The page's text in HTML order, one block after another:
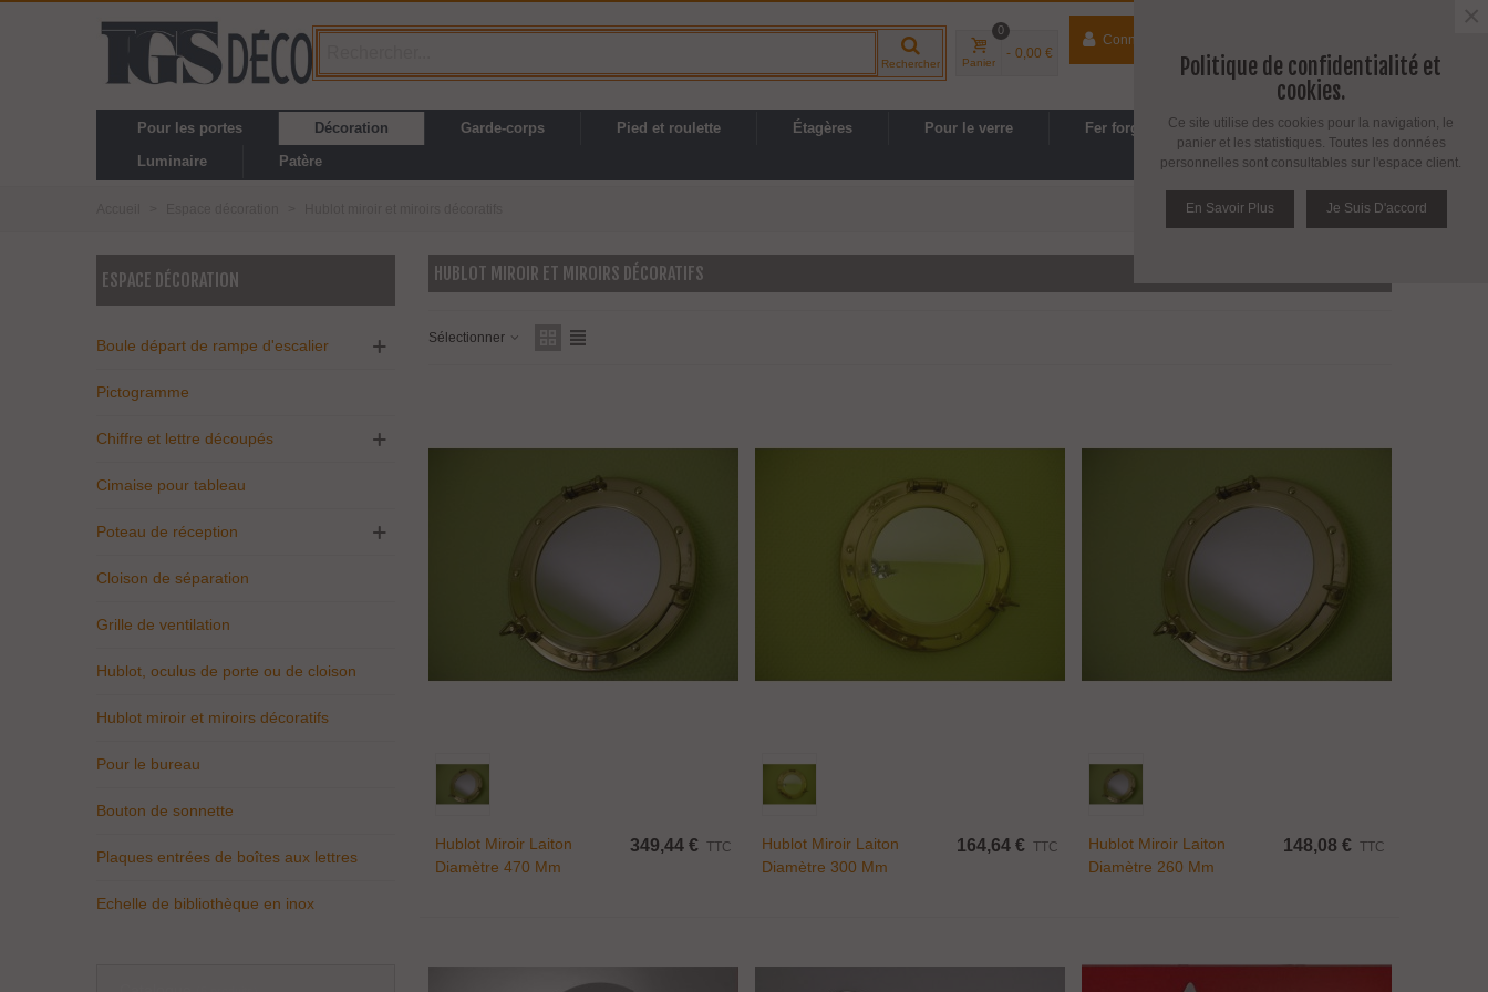
Rechercher Panier
0
- 0,00 €
Connecter
Espace PRO / Avantages PRO
Pour les portes Décoration Garde-corps Pied et roulette Étagères Pour le verre Fer forgé
Cuisine, SDB
Luminaire
Patère
ESPACE DÉCORATION
Boule départ de rampe d'escalier
Pictogramme
Chiffre et lettre découpés
Cimaise pour tableau
Poteau de réception
Cloison de séparation
Grille de ventilation
Hublot, oculus de porte ou de cloison
Hublot miroir et miroirs décoratifs
Pour le bureau
Bouton de sonnette
Plaques entrées de boîtes aux lettres
Echelle de bibliothèque en inox
HUBLOT MIROIR ET MIROIRS DÉCORATIFS
Sélectionner
Hublot Miroir Laiton
Diamètre 470 Mm
349,44 € TTC
Hublot Miroir Laiton
Diamètre 300 Mm
164,64 € TTC
Hublot Miroir Laiton
Diamètre 260 Mm
148,08 € TTC
Politique de confidentialité et
cookies.
Ce site utilise des cookies pour la navigation, le
panier et les statistiques. Toutes les données
personnelles sont consultables sur l'espace client.
En Savoir Plus Je Suis D'accord